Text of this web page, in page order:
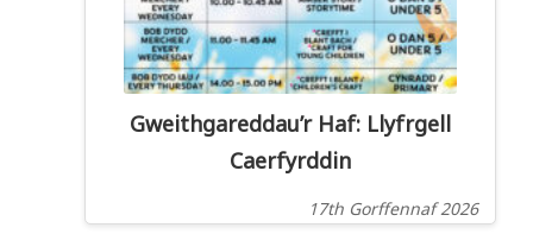
Gweithgareddau’r Haf: Llyfrgell
Caerfyrddin
17th Gorffennaf 2026